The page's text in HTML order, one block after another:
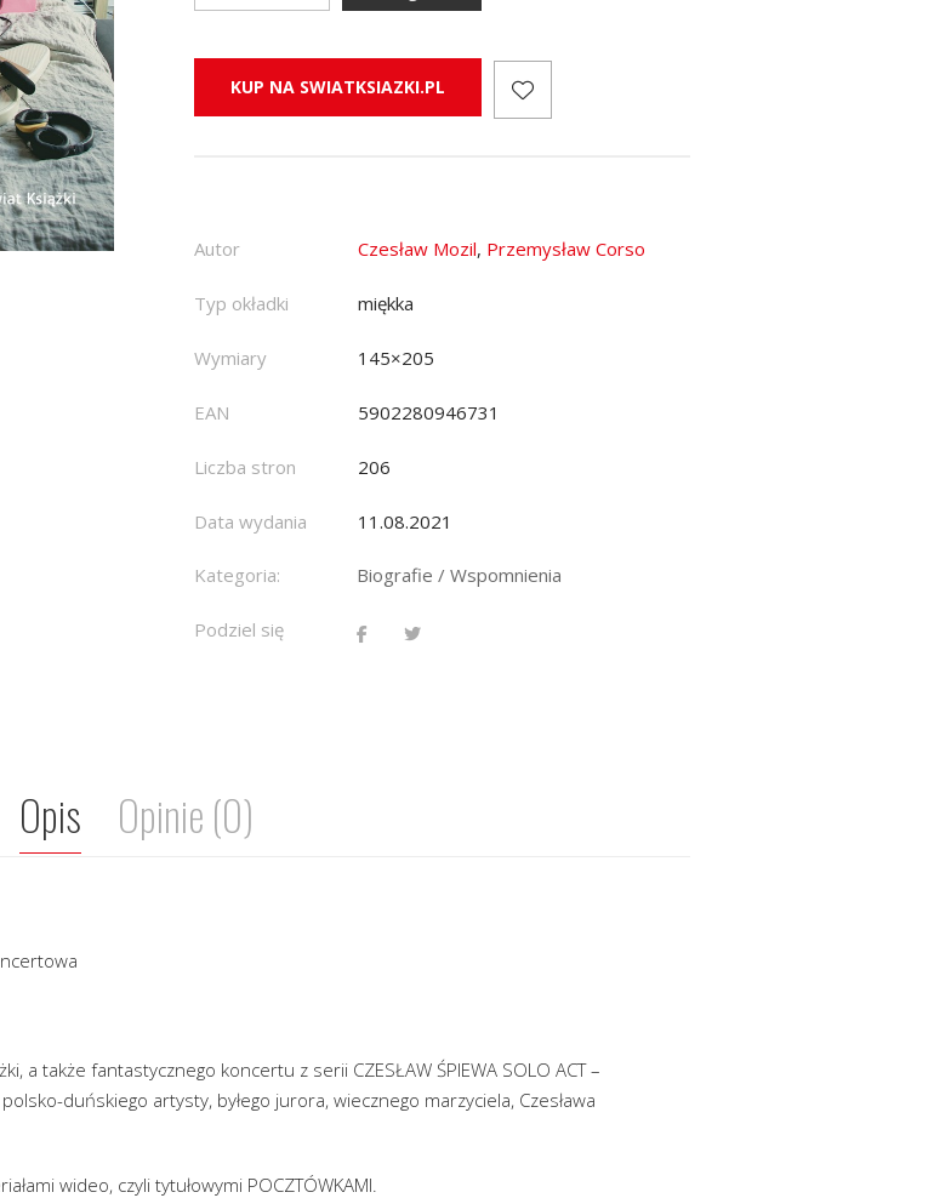
KUP NA SWIATKSIAZKI.PL
Autor Czesław Mozil, Przemysław Corso
Typ okładki miękka
Wymiary 145×205
EAN 5902280946731
Liczba stron 206
Data wydania 11.08.2021
Kategoria: Biografie / Wspomnienia
Podziel się
Opis Opinie (0)
a także fantastycznego koncertu z serii CZESŁAW ŚPIEWA SOLO ACT –
duńskiego artysty, byłego jurora, wiecznego marzyciela, Czesława
wideo, czyli tytułowymi POCZTÓWKAMI.